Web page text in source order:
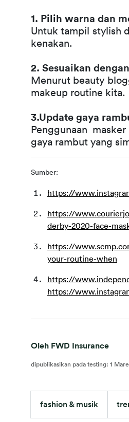
1. Pilih warna dan
Untuk tampil stylish
kenakan.
2. Sesuaikan
Menurut beauty
makeup routine kita.
3.Update gaya
Penggunaan
gaya rambut yang
Sumber:
https://
https://
derby-2020-face-
https://
your-routine-when
https://
https://
Oleh FWD Insurance
dipublikasikan pada testing: 1
fashion & musik